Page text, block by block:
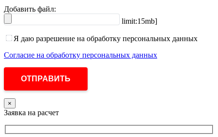
Добавить файл:
limit:15mb]
Я даю разрешение на обработку персональных данных
Согласие на обработку персональных данных
×
Заявка на расчет